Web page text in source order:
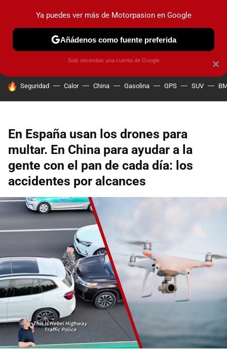
PRUEBAS COCHES ELÉCTRICOS OBSERVATORIO
HOY SE HABLA DE
Seguridad Calor China Gasolina GPS SUV
En España usan los drones para
multar. En China para ayudar a la
gente con el pan de cada día: los
accidentes por alcances
×
Ya puedes ver más de Motorpasion en Google
Añádenos como fuente preferida
Solo necesitas una cuenta de Google